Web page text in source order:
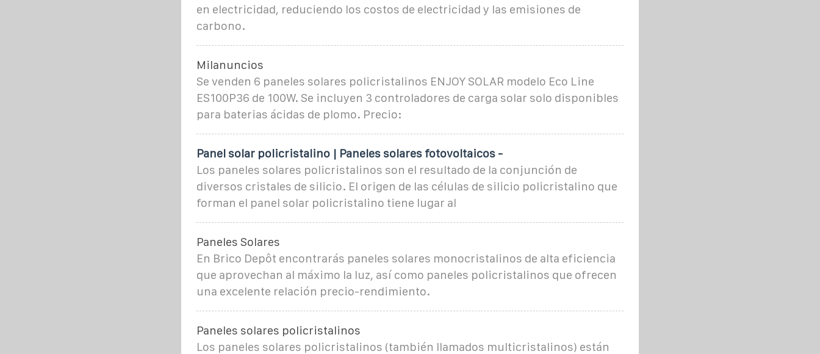
en electricidad, reduciendo los costos de electricidad y las emisiones de
carbono.
Milanuncios
Se venden 6 paneles solares policristalinos ENJOY SOLAR modelo Eco Line
ES100P36 de 100W. Se incluyen 3 controladores de carga solar solo disponibles
para baterias ácidas de plomo. Precio:
Panel solar policristalino | Paneles solares fotovoltaicos -
Los paneles solares policristalinos son el resultado de la conjunción de
diversos cristales de silicio. El origen de las células de silicio policristalino que
forman el panel solar policristalino tiene lugar al
Paneles Solares
En Brico Depôt encontrarás paneles solares monocristalinos de alta eficiencia
que aprovechan al máximo la luz, así como paneles policristalinos que ofrecen
una excelente relación precio-rendimiento.
Paneles solares policristalinos
Los paneles solares policristalinos (también llamados multicristalinos) están